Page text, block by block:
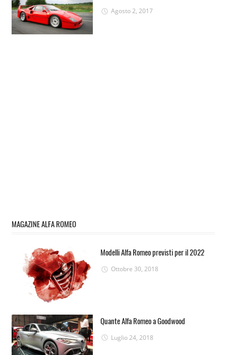
Agosto 2, 2017
MAGAZINE ALFA ROMEO
Modelli Alfa Romeo previsti per il 2022
Ottobre 30, 2018
Quante Alfa Romeo a Goodwood
Luglio 24, 2018